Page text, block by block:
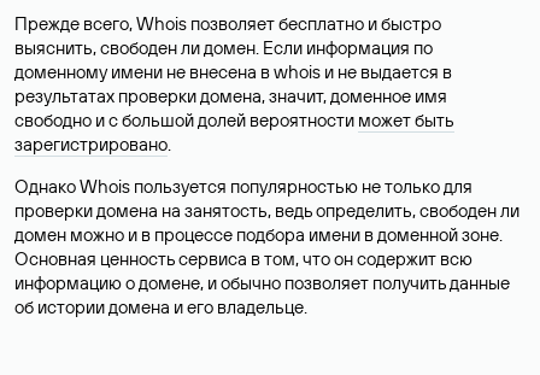
Прежде всего, Whois позволяет бесплатно и быстро
выяснить, свободен ли домен. Если информация по
доменному имени не внесена в whois и не выдается в
результатах проверки домена, значит, доменное имя
свободно и с большой долей вероятности может быть
зарегистрировано.
Однако Whois пользуется популярностью не только для
проверки домена на занятость, ведь определить, свободен ли
домен можно и в процессе подбора имени в доменной зоне.
Основная ценность сервиса в том, что он содержит всю
информацию о домене, и обычно позволяет получить данные
об истории домена и его владельце.